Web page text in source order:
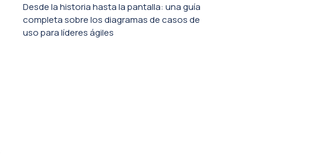
Desde la historia hasta la pantalla: una guía
completa sobre los diagramas de casos de
uso para líderes ágiles